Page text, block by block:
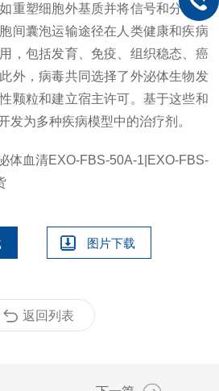
重塑细胞外基质并将信号和分子传
间囊泡运输途径在人类健康和疾病
，包括发育、免疫、组织稳态、癌
外，病毒共同选择了外泌体生物发
颗粒和建立宿主许可。基于这些和
发为多种疾病模型中的治疗剂。
体血清EXO-FBS-50A-1|EXO-FBS-
图片下载
返回列表